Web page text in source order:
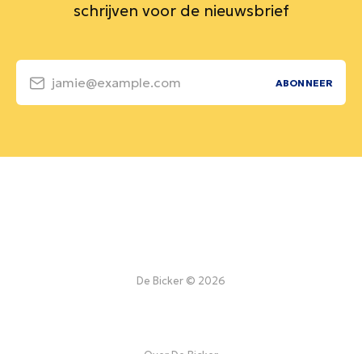
schrijven voor de nieuwsbrief
jamie@example.com ABONNEER
De Bicker © 2026